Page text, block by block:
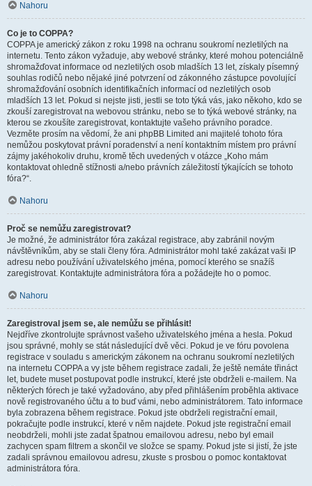
Nahoru
Co je to COPPA?
COPPA je americký zákon z roku 1998 na ochranu soukromí nezletilých na
internetu. Tento zákon vyžaduje, aby webové stránky, které mohou potenciálně
shromažďovat informace od nezletilých osob mladších 13 let, získaly písemný
souhlas rodičů nebo nějaké jiné potvrzení od zákonného zástupce povolující
shromažďování osobních identifikačních informací od nezletilých osob
mladších 13 let. Pokud si nejste jisti, jestli se toto týká vás, jako někoho, kdo se
zkouší zaregistrovat na webovou stránku, nebo se to týká webové stránky, na
kterou se zkoušíte zaregistrovat, kontaktujte vašeho právního poradce.
Vezměte prosím na vědomí, že ani phpBB Limited ani majitelé tohoto fóra
nemůžou poskytovat právní poradenství a není kontaktním místem pro právní
zájmy jakéhokoliv druhu, kromě těch uvedených v otázce „Koho mám
kontaktovat ohledně stížnosti a/nebo právních záležitostí týkajících se tohoto
fóra?“.
Nahoru
Proč se nemůžu zaregistrovat?
Je možné, že administrátor fóra zakázal registrace, aby zabránil novým
návštěvníkům, aby se stali členy fóra. Administrátor mohl také zakázat vaši IP
adresu nebo používání uživatelského jména, pomocí kterého se snažíš
zaregistrovat. Kontaktujte administrátora fóra a požádejte ho o pomoc.
Nahoru
Zaregistroval jsem se, ale nemůžu se přihlásit!
Nejdříve zkontrolujte správnost vašeho uživatelského jména a hesla. Pokud
jsou správné, mohly se stát následující dvě věci. Pokud je ve fóru povolena
registrace v souladu s americkým zákonem na ochranu soukromí nezletilých
na internetu COPPA a vy jste během registrace zadali, že ještě nemáte třináct
let, budete muset postupovat podle instrukcí, které jste obdrželi e-mailem. Na
některých fórech je také vyžadováno, aby před přihlášením proběhla aktivace
nově registrovaného účtu a to buď vámi, nebo administrátorem. Tato informace
byla zobrazena během registrace. Pokud jste obdrželi registrační email,
pokračujte podle instrukcí, které v něm najdete. Pokud jste registrační email
neobdrželi, mohli jste zadat špatnou emailovou adresu, nebo byl email
zachycen spam filtrem a skončil ve složce se spamy. Pokud jste si jistí, že jste
zadali správnou emailovou adresu, zkuste s prosbou o pomoc kontaktovat
administrátora fóra.